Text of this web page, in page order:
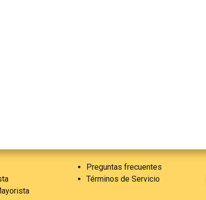
Preguntas frecuentes
Términos de Servicio